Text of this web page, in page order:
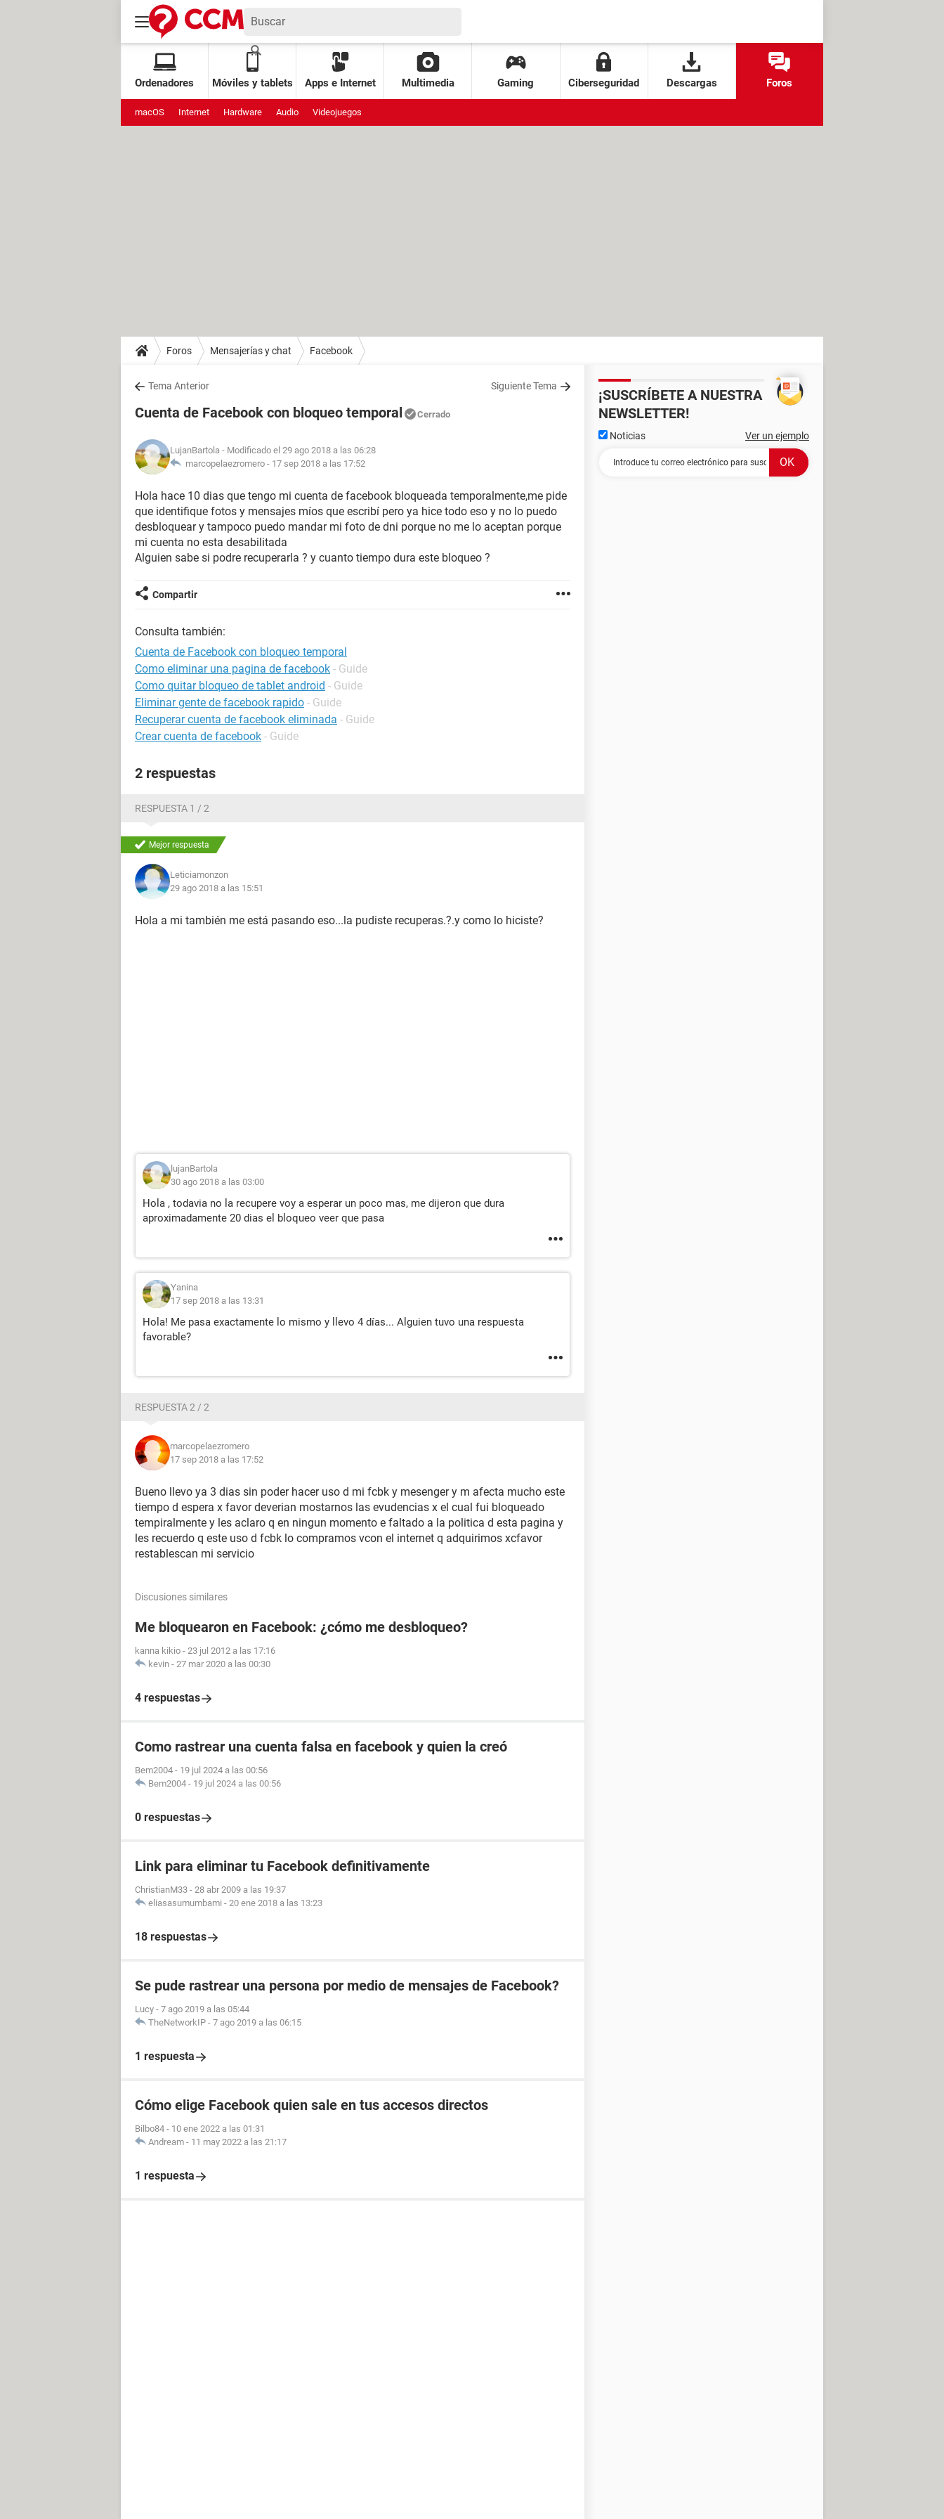
Ordenadores Móviles y tablets Apps e Internet Multimedia Gaming Ciberseguridad Descargas Foros
macOS Internet Hardware Audio Videojuegos
Foros Mensajerías y chat Facebook
Tema Anterior Siguiente Tema
Cuenta de Facebook con bloqueo temporal Cerrado
LujanBartola - Modificado el 29 ago 2018 a las 06:28
marcopelaezromero - 17 sep 2018 a las 17:52
Hola hace 10 dias que tengo mi cuenta de facebook bloqueada temporalmente,me pide
que identifique fotos y mensajes míos que escribí pero ya hice todo eso y no lo puedo
desbloquear y tampoco puedo mandar mi foto de dni porque no me lo aceptan porque
mi cuenta no esta desabilitada
Alguien sabe si podre recuperarla ? y cuanto tiempo dura este bloqueo ?
Compartir
Consulta también:
Cuenta de Facebook con bloqueo temporal
Como eliminar una pagina de facebook - Guide
Como quitar bloqueo de tablet android - Guide
Eliminar gente de facebook rapido - Guide
Recuperar cuenta de facebook eliminada - Guide
Crear cuenta de facebook - Guide
2 respuestas
RESPUESTA 1 / 2
Mejor respuesta
Leticiamonzon
29 ago 2018 a las 15:51
Hola a mi también me está pasando eso...la pudiste recuperas.?.y como lo hiciste?
lujanBartola
30 ago 2018 a las 03:00
Hola , todavia no la recupere voy a esperar un poco mas, me dijeron que dura
aproximadamente 20 dias el bloqueo veer que pasa
Yanina
17 sep 2018 a las 13:31
Hola! Me pasa exactamente lo mismo y llevo 4 días... Alguien tuvo una respuesta
favorable?
RESPUESTA 2 / 2
marcopelaezromero
17 sep 2018 a las 17:52
Bueno llevo ya 3 dias sin poder hacer uso d mi fcbk y mesenger y m afecta mucho este
tiempo d espera x favor deverian mostarnos las evudencias x el cual fui bloqueado
tempiralmente y les aclaro q en ningun momento e faltado a la politica d esta pagina y
les recuerdo q este uso d fcbk lo compramos vcon el internet q adquirimos xcfavor
restablescan mi servicio
Discusiones similares
Me bloquearon en Facebook: ¿cómo me desbloqueo?
kanna kikio - 23 jul 2012 a las 17:16
kevin - 27 mar 2020 a las 00:30
4 respuestas
Como rastrear una cuenta falsa en facebook y quien la creó
Bem2004 - 19 jul 2024 a las 00:56
Bem2004 - 19 jul 2024 a las 00:56
0 respuestas
Link para eliminar tu Facebook definitivamente
ChristianM33 - 28 abr 2009 a las 19:37
eliasasumumbami - 20 ene 2018 a las 13:23
18 respuestas
Se pude rastrear una persona por medio de mensajes de Facebook?
Lucy - 7 ago 2019 a las 05:44
TheNetworkIP - 7 ago 2019 a las 06:15
1 respuesta
Cómo elige Facebook quien sale en tus accesos directos
Bilbo84 - 10 ene 2022 a las 01:31
Andream - 11 may 2022 a las 21:17
1 respuesta
¡SUSCRÍBETE A NUESTRA
NEWSLETTER!
Noticias Ver un ejemplo